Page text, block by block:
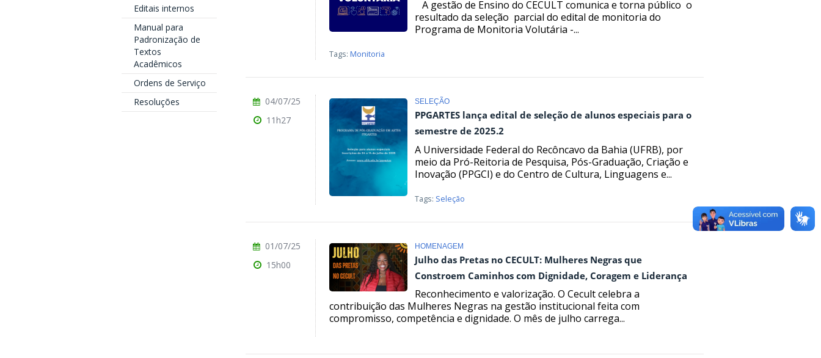
Editais internos
Manual para
Padronização de
Textos
Acadêmicos
Ordens de Serviço
Resoluções
A gestão de Ensino do CECULT comunica e torna público o
resultado da seleção parcial do edital de monitoria do
Programa de Monitoria Volutária -...
Tags:Monitoria
SELEÇÃO
PPGARTES lança edital de seleção de alunos especiais para o
semestre de 2025.2
A Universidade Federal do Recôncavo da Bahia (UFRB), por
meio da Pró-Reitoria de Pesquisa, Pós-Graduação, Criação e
Inovação (PPGCI) e do Centro de Cultura, Linguagens e...
Tags: Seleção
04/07/25
11h27
HOMENAGEM
Julho das Pretas no CECULT: Mulheres Negras que
Constroem Caminhos com Dignidade, Coragem e Liderança
Reconhecimento e valorização. O Cecult celebra a
contribuição das Mulheres Negras na gestão institucional feita com
compromisso, competência e dignidade. O mês de julho carrega...
01/07/25
15h00